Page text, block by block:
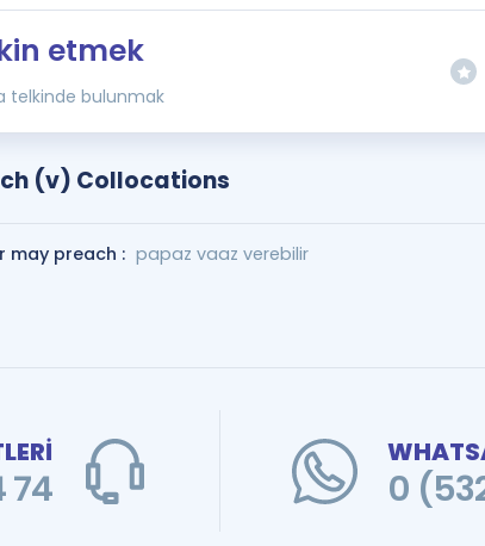
etmek
telkinde bulunmak
(v) Collocations
may preach : papaz vaaz verebilir
74 0